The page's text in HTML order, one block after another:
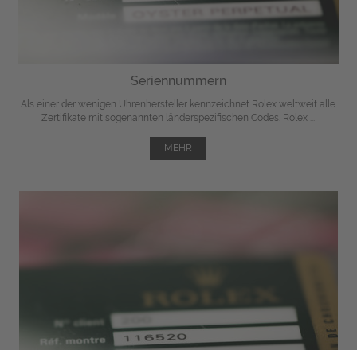
Seriennummern
Als einer der wenigen Uhrenhersteller kennzeichnet Rolex weltweit alle
Zertifikate mit sogenannten länderspezifischen Codes. Rolex ...
MEHR